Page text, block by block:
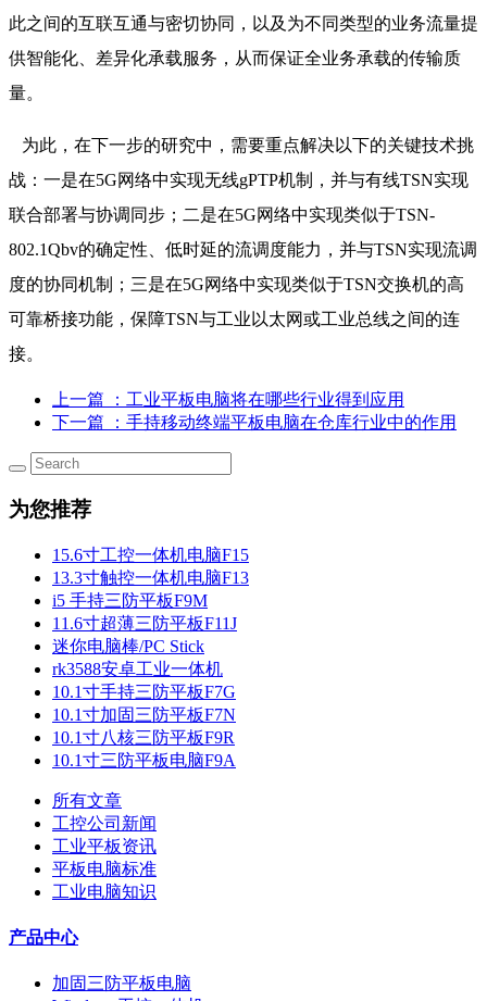
此之间的互联互通与密切协同，以及为不同类型的业务流量提
供智能化、差异化承载服务，从而保证全业务承载的传输质
量。
为此，在下一步的研究中，需要重点解决以下的关键技术挑
战：一是在5G网络中实现无线gPTP机制，并与有线TSN实现
联合部署与协调同步；二是在5G网络中实现类似于TSN-
802.1Qbv的确定性、低时延的流调度能力，并与TSN实现流调
度的协同机制；三是在5G网络中实现类似于TSN交换机的高
可靠桥接功能，保障TSN与工业以太网或工业总线之间的连
接。
上一篇
：工业平板电脑将在哪些行业得到应用
下一篇
：手持移动终端平板电脑在仓库行业中的作用
为您推荐
15.6寸工控一体机电脑F15
13.3寸触控一体机电脑F13
i5 手持三防平板F9M
11.6寸超薄三防平板F11J
迷你电脑棒/PC Stick
rk3588安卓工业一体机
10.1寸手持三防平板F7G
10.1寸加固三防平板F7N
10.1寸八核三防平板F9R
10.1寸三防平板电脑F9A
所有文章
工控公司新闻
工业平板资讯
平板电脑标准
工业电脑知识
产品中心
加固三防平板电脑